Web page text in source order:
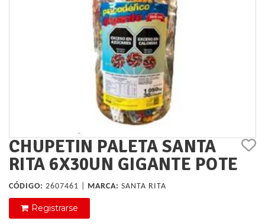
CHUPETIN PALETA SANTA
RITA 6X30UN GIGANTE POTE
CÓDIGO: 2607461 | MARCA: SANTA RITA
Registrarse